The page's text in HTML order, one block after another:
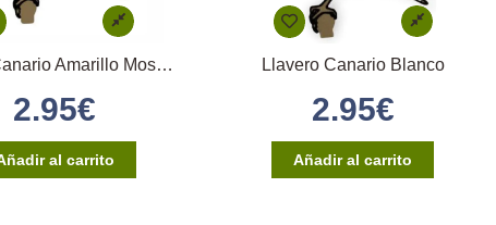
Llavero Canario Amarillo Mosaico Hembra
2.95€
al carrito
Llavero Canario Blanco
2.95€
Añadir al carrito